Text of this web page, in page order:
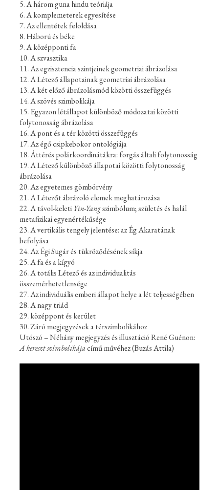
5. A három guna hindu teóriája
6. A komplemeterek egyesítése
7. Az ellentétek feloldása
8. Háború és béke
9. A középponti fa
10. A szvasztika
11. Az egzisztencia szintjeinek geometriai ábrázolása
12. A Létező állapotainak geometriai ábrázolása
13. A két előző ábrázolásmód közötti összefüggés
14. A szövés szimbolikája
15. Egyazon létállapot különböző módozatai közötti
folytonosság ábrázolása
16. A pont és a tér közötti összefüggés
17. Az égő csipkebokor ontológiája
18. Áttérés polárkoordinátákra: forgás általi folytonosság
19. A Létező különböző állapotai közötti folytonosság
ábrázolása
20. Az egyetemes gömbörvény
21. A Létezőt ábrázoló elemek meghatározása
22. A távol-keletiYin-Yangszimbólum; születés és halál
metafizikai egyenértékűsége
23. A vertikális tengely jelentése: az Ég Akaratának
befolyása
24. Az Égi Sugár és tükröződésének síkja
25. A fa és a kígyó
26. A totális Létező és az individualitás
összemérhetetlensége
27. Az individuális emberi állapot helye a lét teljességében
28. A nagy triád
29. középpont és kerület
30. Záró megjegyzések a térszimbolikához
Utószó – Néhány megjegyzés és illusztáció René Guénon:
A kereszt szimbolikájacímű művéhez (Buzás Attila)